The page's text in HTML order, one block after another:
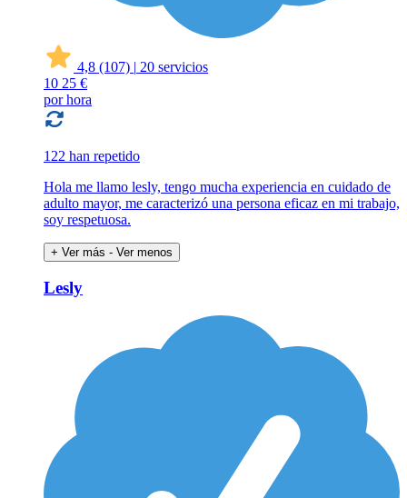
4,8 (107) | 20 servicios
10 25 €
por hora
122 han repetido
Hola me llamo lesly, tengo mucha experiencia en cuidado de
adulto mayor, me caracterizó una persona eficaz en mi trabajo,
soy respetuosa.
+ Ver más - Ver menos
Lesly